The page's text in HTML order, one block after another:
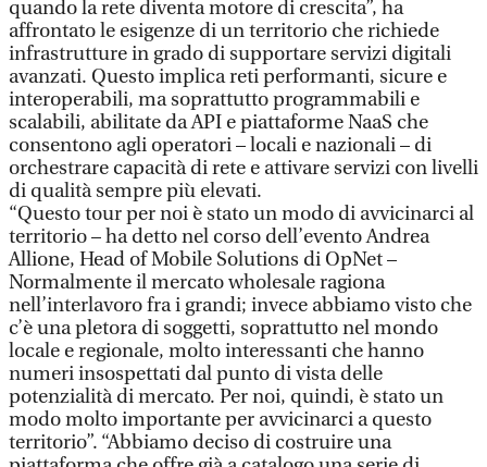
quando la rete diventa motore di crescita”, ha
affrontato le esigenze di un territorio che richiede
infrastrutture in grado di supportare servizi digitali
avanzati. Questo implica reti performanti, sicure e
interoperabili, ma soprattutto programmabili e
scalabili, abilitate da API e piattaforme NaaS che
consentono agli operatori – locali e nazionali – di
orchestrare capacità di rete e attivare servizi con livelli
di qualità sempre più elevati.
“Questo tour per noi è stato un modo di avvicinarci al
territorio – ha detto nel corso dell’evento Andrea
Allione, Head of Mobile Solutions di OpNet –
Normalmente il mercato wholesale ragiona
nell’interlavoro fra i grandi; invece abbiamo visto che
c’è una pletora di soggetti, soprattutto nel mondo
locale e regionale, molto interessanti che hanno
numeri insospettati dal punto di vista delle
potenzialità di mercato. Per noi, quindi, è stato un
modo molto importante per avvicinarci a questo
territorio”. “Abbiamo deciso di costruire una